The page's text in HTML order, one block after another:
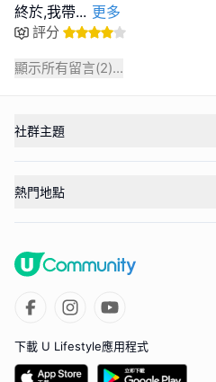
終於,我帶... 更多
評分
顯示所有留言(2)...
社群主題
熱門地點
下載 U Lifestyle應用程式